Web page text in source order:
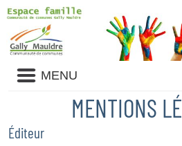
Liste
des
MENU
MENTIONS LÉ
Éditeur